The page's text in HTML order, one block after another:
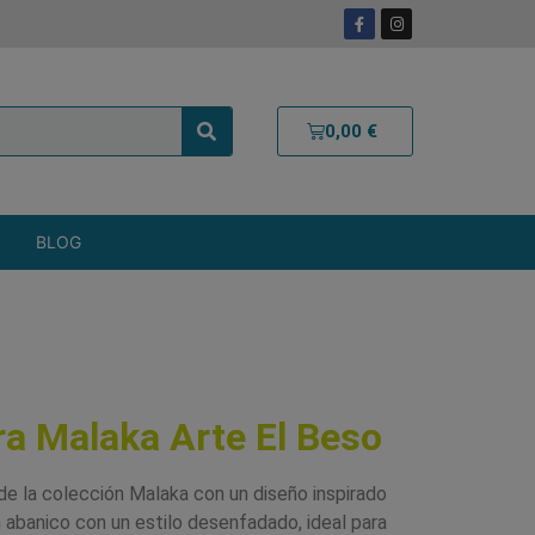
0,00 €
BLOG
Malaka Arte El Beso
la colección Malaka con un diseño inspirado
abanico con un estilo desenfadado, ideal para